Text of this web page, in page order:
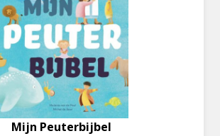
Mijn Peuterbijbel